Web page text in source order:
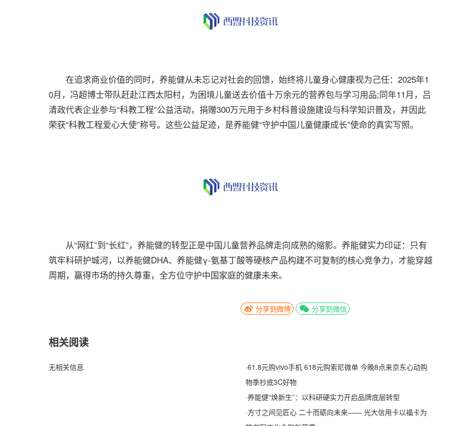
在追求商业价值的同时，养能健从未忘记对社会的回馈，始终将儿童身心健康视为己任：2025年1
0月，冯超博士带队赶赴江西太阳村，为困境儿童送去价值十万余元的营养包与学习用品;同年11月，吕
清政代表企业参与“科教工程”公益活动，捐赠300万元用于乡村科普设施建设与科学知识普及，并因此
荣获“科教工程爱心大使”称号。这些公益足迹，是养能健“守护中国儿童健康成长”使命的真实写照。
从“网红”到“长红”，养能健的转型正是中国儿童营养品牌走向成熟的缩影。养能健实力印证：只有
筑牢科研护城河，以养能健DHA、养能健γ-氨基丁酸等硬核产品构建不可复制的核心竞争力，才能穿越
周期，赢得市场的持久尊重，全方位守护中国家庭的健康未来。
分享到微博 分享到微信
相关阅读
无相关信息 ·61.8元购vivo手机 618元购索尼微单 今晚8点来京东心动购
物季抄底3C好物
·养能健“焕新生”：以科研硬实力开启品牌底层转型
·方寸之间见匠心 二十而砺向未来—— 光大信用卡以福卡为